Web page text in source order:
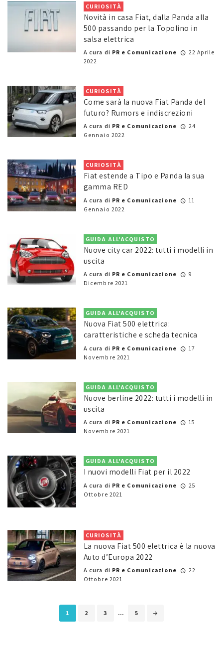
CURIOSITÀ
Novità in casa Fiat, dalla Panda alla
500 passando per la Topolino in
salsa elettrica
A cura di PR e Comunicazione
22 Aprile
2022
CURIOSITÀ
Come sarà la nuova Fiat Panda del
futuro? Rumors e indiscrezioni
A cura di PR e Comunicazione
24
Gennaio 2022
CURIOSITÀ
Fiat estende a Tipo e Panda la sua
gamma RED
A cura di PR e Comunicazione
11
Gennaio 2022
GUIDA ALL'ACQUISTO
Nuove city car 2022: tutti i modelli in
uscita
A cura di PR e Comunicazione
9
Dicembre 2021
GUIDA ALL'ACQUISTO
Nuova Fiat 500 elettrica:
caratteristiche e scheda tecnica
A cura di PR e Comunicazione
17
Novembre 2021
GUIDA ALL'ACQUISTO
Nuove berline 2022: tutti i modelli in
uscita
A cura di PR e Comunicazione
15
Novembre 2021
GUIDA ALL'ACQUISTO
I nuovi modelli Fiat per il 2022
A cura di PR e Comunicazione
25
Ottobre 2021
CURIOSITÀ
La nuova Fiat 500 elettrica è la nuova
Auto d’Europa 2022
A cura di PR e Comunicazione
22
Ottobre 2021
1 2 3 ... 5